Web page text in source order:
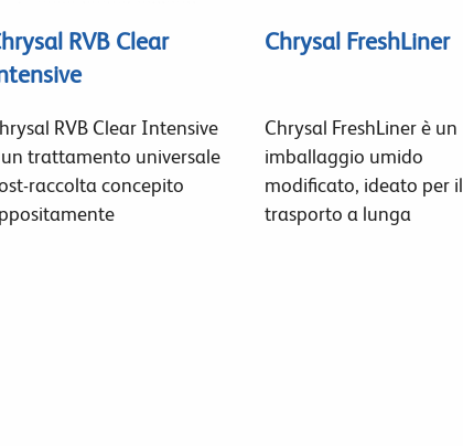
RVB Clear
RVB Clear Intensive
trattamento universale
raccolta concepito
Chrysal FreshLiner
Chrysal FreshLiner è un
imballaggio umido
modificato, ideato per il
trasporto a lunga